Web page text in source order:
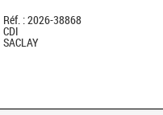
Réf. : 2026-38868
CDI
SACLAY